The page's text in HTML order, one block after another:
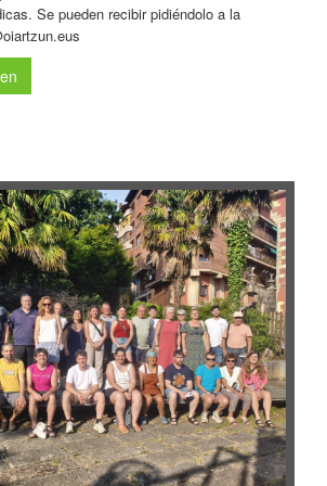
Se pueden recibir pidiéndolo a la